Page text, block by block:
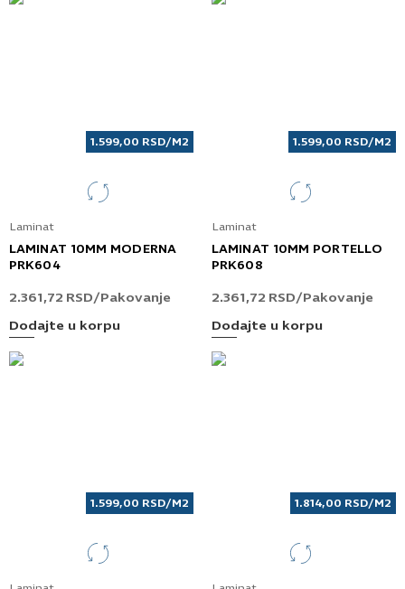
1.599,00 RSD/M2
Laminat
LAMINAT 10MM MODERNA
PRK604
2.361,72 RSD/Pakovanje
Dodajte u korpu
1.599,00 RSD/M2
Laminat
LAMINAT 10MM PORTELLO
PRK608
2.361,72 RSD/Pakovanje
Dodajte u korpu
1.599,00 RSD/M2 1.814,00 RSD/M2